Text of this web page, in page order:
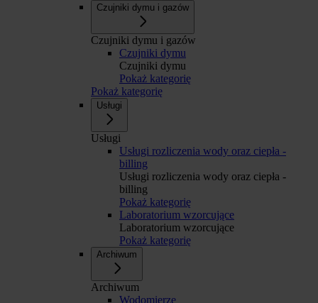
Czujniki dymu i gazów
Czujniki dymu i gazów
Czujniki dymu
Czujniki dymu
Pokaż kategorię
Pokaż kategorię
Usługi
Usługi
Usługi rozliczenia wody oraz ciepła -
billing
Usługi rozliczenia wody oraz ciepła -
billing
Pokaż kategorię
Laboratorium wzorcujące
Laboratorium wzorcujące
Pokaż kategorię
Archiwum
Archiwum
Wodomierze